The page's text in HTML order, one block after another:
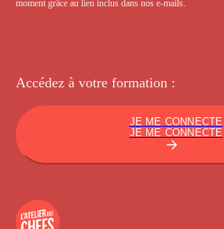
moment grâce au lien inclus dans nos e-mails.
Accédez à votre formation :
JE ME CONNECTE
JE ME CONNECTE